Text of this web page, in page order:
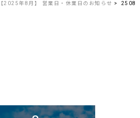
【2025年8月】 営業日・休業日のお知らせ 2508